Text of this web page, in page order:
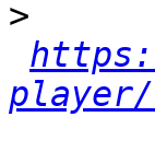
>
player/